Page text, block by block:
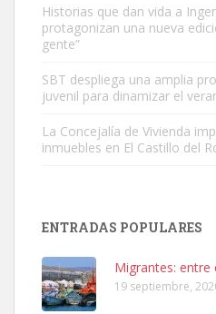
Busco adopción responsable para
hembra, 4 años. Por motivos
Leales.org » Gran Canaria
Leales.org » Gran Canaria
Historias que dan vida a
protagonizan una nueva
gente”
SBT despliega una amplia
juvenil para dinamizar el
La Concejalía de Vivienda
inmuebles en El Castillo del
ENTRADAS POPULARES
Migrantes: entre
19 septiembre,